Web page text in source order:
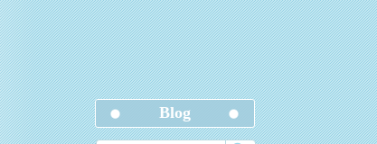
Blog